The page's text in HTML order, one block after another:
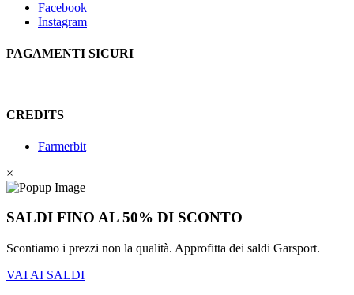
Facebook
Instagram
PAGAMENTI SICURI
CREDITS
Farmerbit
×
SALDI FINO AL 50% DI SCONTO
Scontiamo i prezzi non la qualità. Approfitta dei saldi Garsport.
VAI AI SALDI